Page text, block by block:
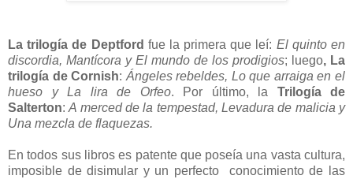
La trilogía de Deptford fue la primera que leí: El quinto en
discordia, Mantícora y El mundo de los prodigios; luego, La
trilogía de Cornish: Ángeles rebeldes, Lo que arraiga en el
hueso y La lira de Orfeo. Por último, la Trilogía de
Salterton:A merced de la tempestad, Levadura de malicia y
Una mezcla de flaquezas.
En todos sus libros es patente que poseía una vasta cultura,
imposible de disimular y un perfecto
conocimiento de las